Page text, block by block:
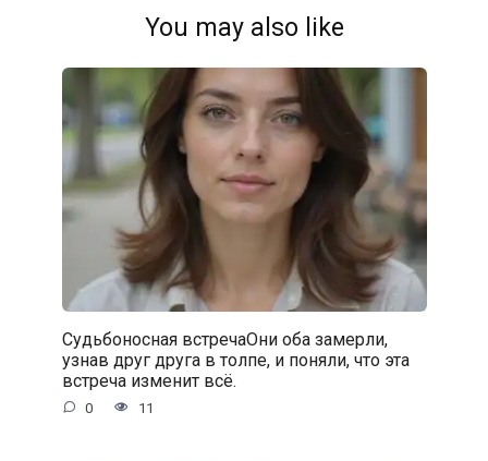
You may also like
Судьбоносная встречаОни оба замерли,
узнав друг друга в толпе, и поняли, что эта
встреча изменит всё.
0 11